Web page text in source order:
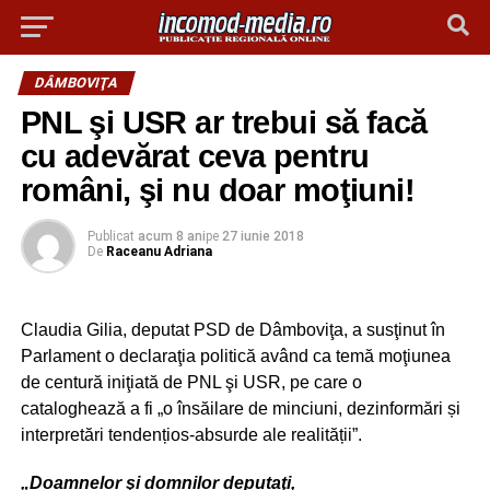
DÂMBOVIŢA
PNL şi USR ar trebui să facă
cu adevărat ceva pentru
români, şi nu doar moţiuni!
Publicat acum 8 anipe 27 iunie 2018
De Raceanu Adriana
Claudia Gilia, deputat PSD de Dâmboviţa, a susţinut în
Parlament o declaraţia politică având ca temă moţiunea
de centură iniţiată de PNL şi USR, pe care o
cataloghează a fi „o însăilare de minciuni, dezinformări și
interpretări tendențios-absurde ale realității”.
„Doamnelor şi domnilor deputaţi,